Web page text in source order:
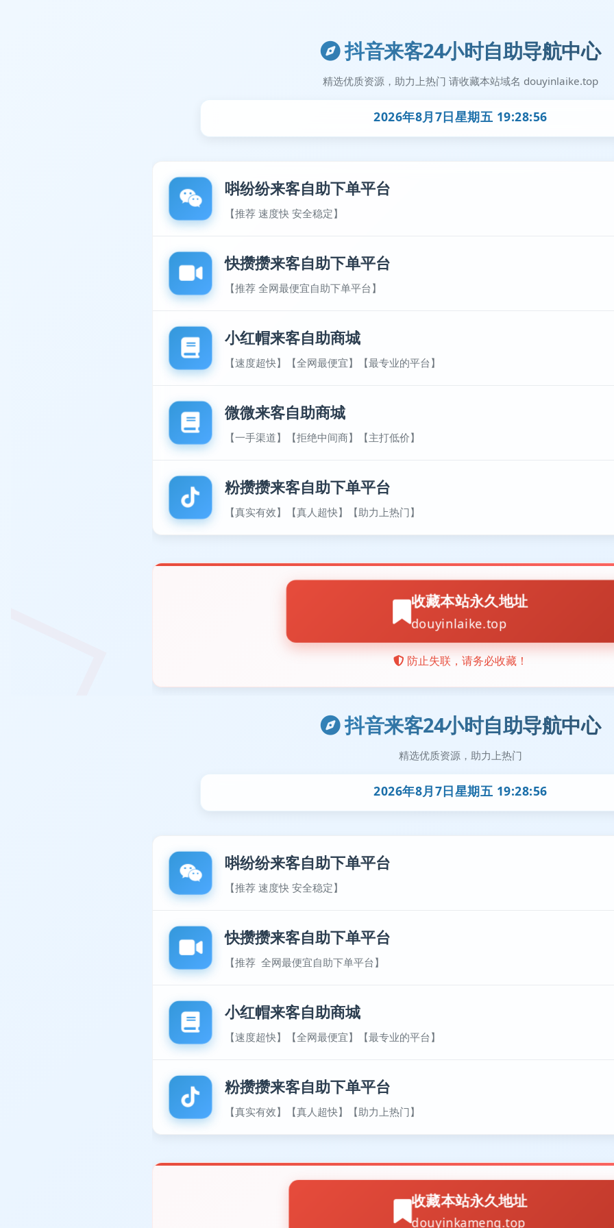
抖音来客24小时自助导航中心
精选优质资源，助力上热门
2026年8月7日星期五 19:28:57
唞纷纷来客自助下单平台
【推荐 速度快 安全稳定】
快攒攒来客自助下单平台
【推荐 全网最便宜自助下单平台】
小红帽来客自助商城
【速度超快】【全网最便宜】【最专业的平台】
粉攒攒来客自助下单平台
【真实有效】【真人超快】【助力上热门】
收藏本站永久地址
douyinkameng.top